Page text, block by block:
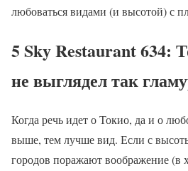
любоваться видами (и высотой) с
5 Sky Restaurant 634:
не выглядел так
Когда речь идет о Токио, да и о
выше, тем лучше вид. Если с
городов поражают воображение (в